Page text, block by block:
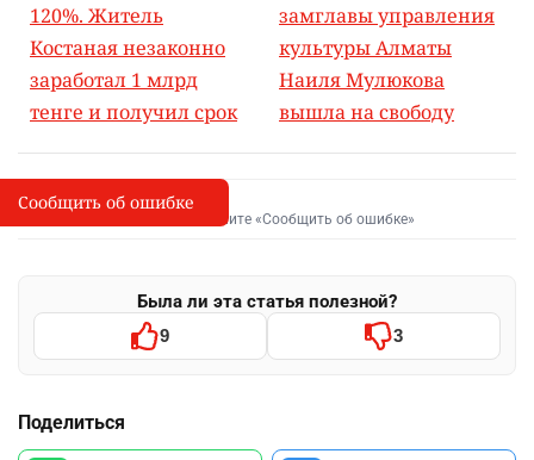
120%. Житель
Костаная незаконно
заработал 1 млрд
тенге и получил срок
замглавы управления
культуры Алматы
Наиля Мулюкова
вышла на свободу
I
Сообщить об опечатке
Выделите фрагмент и нажмите «Сообщить об ошибке»
Была ли эта статья полезной?
9 3
Поделиться
Сообщить об ошибке